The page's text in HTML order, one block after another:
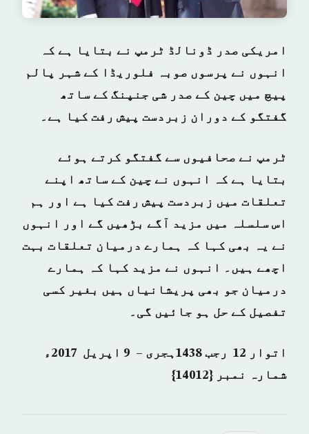
امریکی صدر ڈونالڈ ٹرمپ نے بتایا ہے کہ
انہوں نے پرسوں صوبہ فلوریڈا کے شہر پالم
پیچ میں چین کے صدر شی جنپنگ کے ساتھ
گفتگو کے دوران زبردست پیش رفت کیا ہے۔
ٹرمپ نے صحافیوں سے گفتگو کرتے ہوئے
بتایا ہے کہ انہوں نے چین کے ساتھ اپنے
تعلقات میں زبردست پیش رفت کیا ہے اور ہم
اس سلسلہ میں مزید آگے بڑھیں گے اور انہوں
نے یہ بھی کہا کہ ہمارے درمیان تعلقات بہت
اچھے ہیں۔ انہوں نے مزید کہا کہ ہمارے
درمیان جو بھی پریشانیاں ہیں بغیر کسی
تفصیل کے حل ہو جائیں گی۔
اتوار 12 رجب 1438ہجری – 9 اپریل 2017ء
شمارہ نمبر {14012}